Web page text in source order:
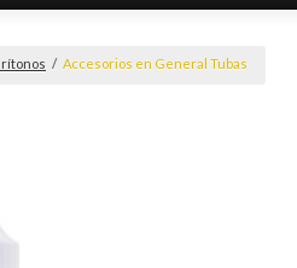
/ Accesorios en General Tubas